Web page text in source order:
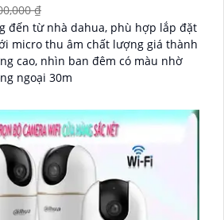
₫
đến từ nhà dahua, phù hợp lắp đặt
micro thu âm chất lượng giá thành
cao, nhìn ban đêm có màu nhờ
ngoại 30m